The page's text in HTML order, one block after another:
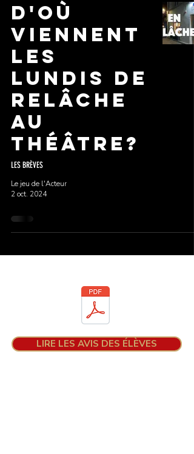
D'où
viennent
les
lundis de
relâche
au
Théâtre?
LES BRÈVES
Le jeu de l'Acteur
2 oct. 2024
LIRE LES AVIS DES ÉLÈVES